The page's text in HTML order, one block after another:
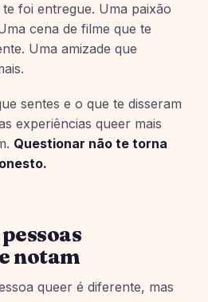
foi entregue. Uma paixão
cena de filme que te
Uma amizade que
sentes e o que te disseram
experiências queer mais
Questionar não te torna
notam
queer é diferente, mas